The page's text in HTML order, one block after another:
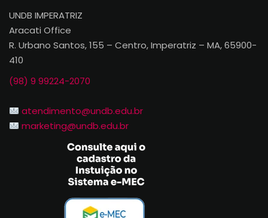
UNDB IMPERATRIZ
Aracati Office
R. Urbano Santos, 155 – Centro, Imperatriz – MA, 65900-
410
(98) 9 99224-2070
atendimento@undb.edu.br
marketing@undb.edu.br